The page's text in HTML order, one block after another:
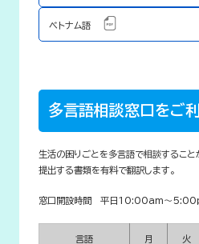
ベトナム語
多言語相談窓口をご
生活の困りごとを多言語で相談すること
提出する書類を有料で翻訳します。
窓口開設時間 平日10:00am～
言語 月 火